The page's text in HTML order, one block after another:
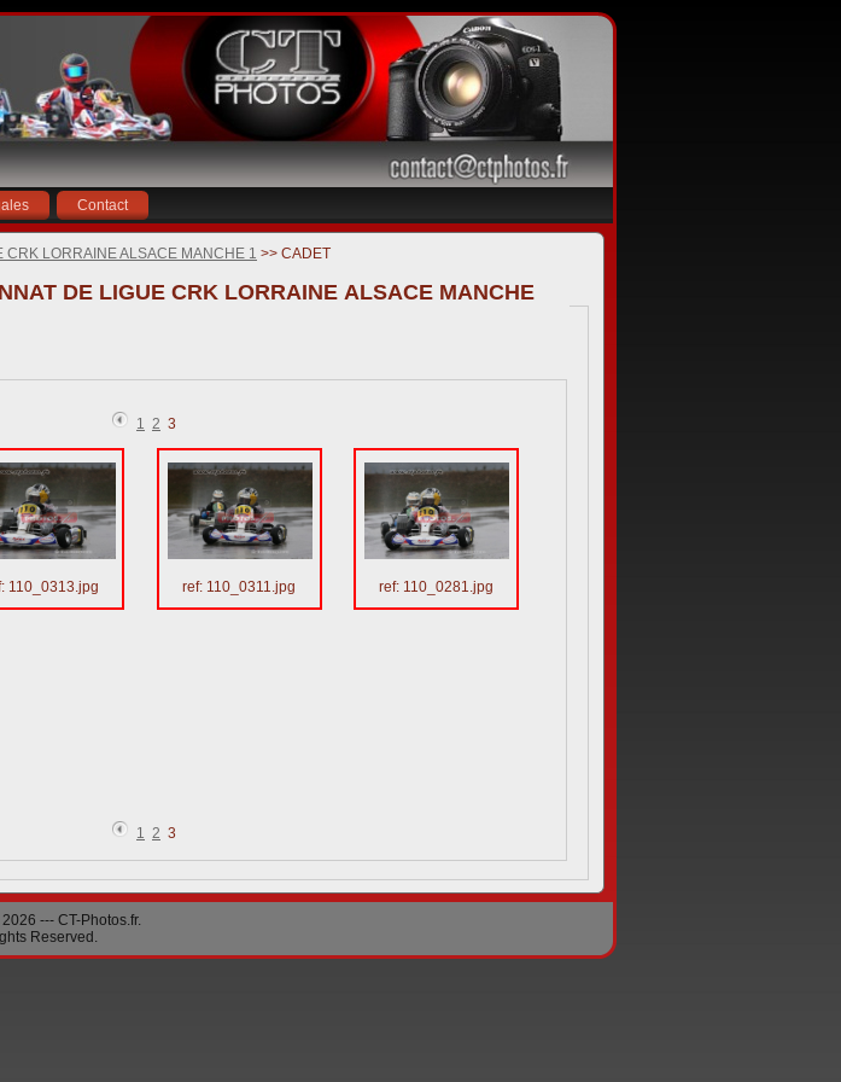
Contact
CRK LORRAINE ALSACE MANCHE 1 >> CADET
DE LIGUE CRK LORRAINE ALSACE MANCHE
1 2 3
110_0313.jpg ref: 110_0311.jpg ref: 110_0281.jpg
1 2 3
--- CT-Photos.fr.
Reserved.